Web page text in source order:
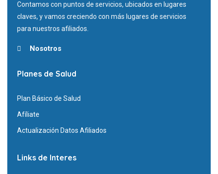
Contamos con puntos de servicios, ubicados en lugares
claves, y vamos creciendo con más lugares de servicios
para nuestros afiliados.
Nosotros
Planes de Salud
Plan Básico de Salud
Afíliate
Actualización Datos Afiliados
Links de Interes